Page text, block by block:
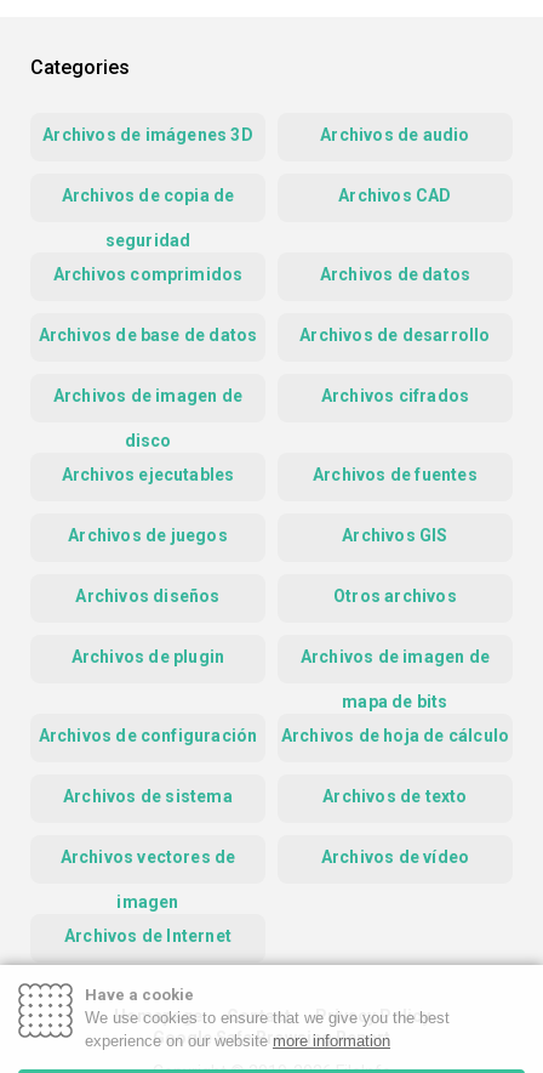
Categories
Archivos de imágenes 3D Archivos de audio
Archivos de copia de
seguridad
Archivos CAD
Archivos comprimidos Archivos de datos
Archivos de base de datos Archivos de desarrollo
Archivos de imagen de
disco
Archivos cifrados
Archivos ejecutables Archivos de fuentes
Archivos de juegos Archivos GIS
Archivos diseños Otros archivos
Archivos de plugin Archivos de imagen de
mapa de bits
Archivos de configuración
Archivos de hoja de cálculo
Archivos de sistema Archivos de texto
Archivos vectores de
imagen
Archivos de vídeo
Archivos de Internet
Homepage Contact
Privacy Policy
Google Safe Browsing Report
Have a cookie
We use cookies to ensure that we give you the best
experience on our website more information